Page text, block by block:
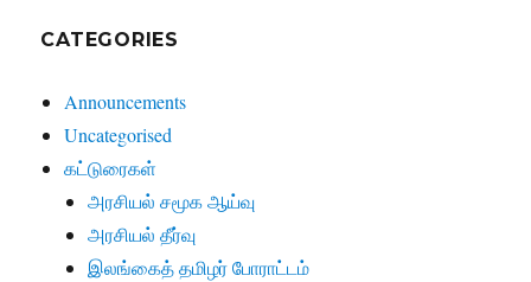
CATEGORIES
Announcements
Uncategorised
கட்டுரைகள்
அரசியல் சமூக ஆய்வு
அரசியல் தீர்வு
இலங்கைத் தமிழர் போராட்டம்